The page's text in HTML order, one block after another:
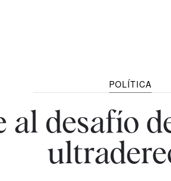
POLÍTICA
al desafío